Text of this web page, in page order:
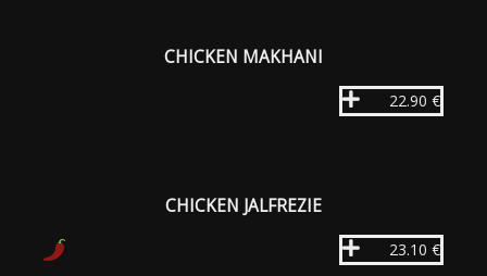
CHICKEN MAKHANI
22.90 €
CHICKEN JALFREZIE
23.10 €